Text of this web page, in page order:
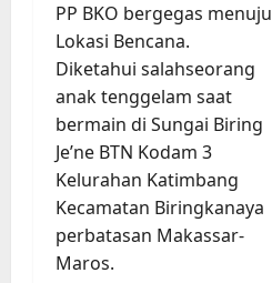
PP BKO bergegas menuju
Lokasi Bencana.
Diketahui salahseorang
anak tenggelam saat
bermain di Sungai Biring
Je’ne BTN Kodam 3
Kelurahan Katimbang
Kecamatan Biringkanaya
perbatasan Makassar-
Maros.